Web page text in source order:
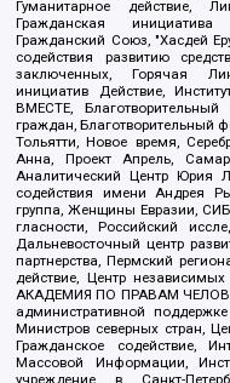
Гуманитарное действие,
Гражданская инициатива
Гражданский Союз, "Хасдей
содействия развитию
заключенных, Горячая
инициатив Действие,
ВМЕСТЕ,
граждан,
Тольятти, Новое время,
Анна, Проект Апрель,
Аналитический Центр Юрия
содействия имени Андрея
группа, Женщины Евразии,
гласности, Российский
Дальневосточный центр
партнерства, Пермский
действие, Центр
АКАДЕМИЯ ПО ПРАВАМ
административной
Министров северных стран,
Гражданское содействие,
Массовой Информации,